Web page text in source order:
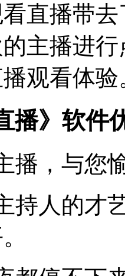
直播带
主播进
观看体验
播》软件
播，与您
持人的才